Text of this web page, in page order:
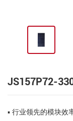
JS157P72-
▪ 行业领先的模块效